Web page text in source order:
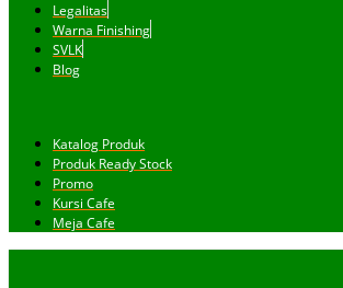
Legalitas
Warna Finishing
SVLK
Blog
Katalog Produk
Produk Ready Stock
Promo
Kursi Cafe
Meja Cafe